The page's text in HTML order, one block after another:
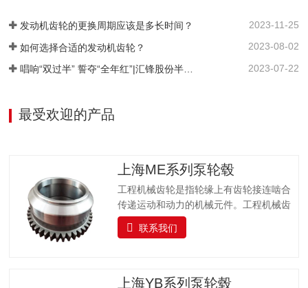
动系统中设置了变速器。 变速器是汽车传
动系统的主要组成之一，是用来改变来自
发动机的转速和转矩的机构，它能固定或
分档改变输出轴和输入轴传动比，又称变
发动机齿轮的更换周期应该是多长时间？ 2023-11-25
如何选择合适的发动机齿轮？ 2023-08-02
2023-07-22
最受欢迎的产品
上海ME系列泵轮毂
工程机械齿轮是指轮缘上有齿轮接连啮合
传递运动和动力的机械元件。工程机械齿
轮在传动中的应用很早就呈现了，跟着生
产的发展，工程机械齿轮工作的平稳性受
求尺度小、重量轻、寿命长和经济牢靠。
联系我们
上海YB系列泵轮毂